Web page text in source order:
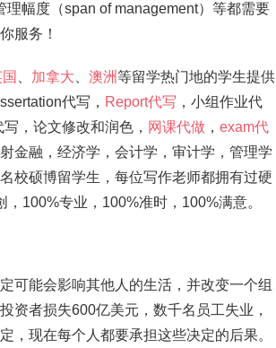
幅度（span of management）等都需要
服务！
加拿大 澳洲等留学热门地的学生提供
代写， Report代写 ，小组作业代
，论文修改和润色， 网课代做 ， exam代
金融，经济学，会计学，审计学，管理学
校硕博留学生，每位写作老师都拥有过硬
100%专业，100%准时，100%满意。
可能会影响其他人的生活，并改变一个组
资者损失600亿美元，数千名员工失业，
，现在每个人都要承担这些决定的后果。